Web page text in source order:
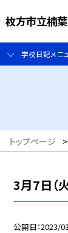
枚方市立楠
学校日記メニ
トップページ >
3月7日（
公開日 2023/